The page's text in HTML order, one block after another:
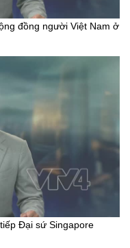
đồng người Việt Nam ở
Đại sứ Singapore